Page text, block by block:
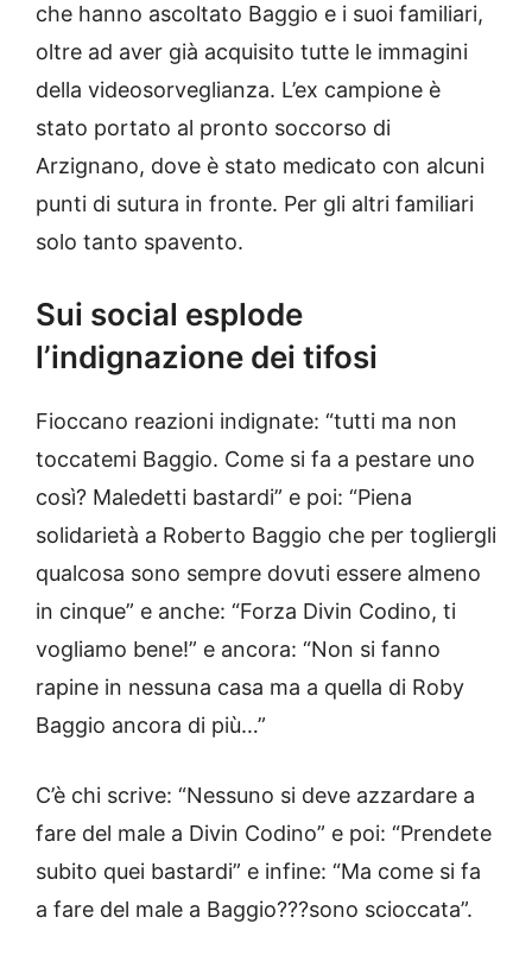
che hanno ascoltato Baggio e i suoi familiari,
oltre ad aver già acquisito tutte le immagini
della videosorveglianza. L’ex campione è
stato portato al pronto soccorso di
Arzignano, dove è stato medicato con alcuni
punti di sutura in fronte. Per gli altri familiari
solo tanto spavento.
Sui social esplode
l’indignazione dei tifosi
Fioccano reazioni indignate: “tutti ma non
toccatemi Baggio. Come si fa a pestare uno
così? Maledetti bastardi” e poi: “Piena
solidarietà a Roberto Baggio che per togliergli
qualcosa sono sempre dovuti essere almeno
in cinque” e anche: “Forza Divin Codino, ti
vogliamo bene!” e ancora: “Non si fanno
rapine in nessuna casa ma a quella di Roby
Baggio ancora di più…”
C’è chi scrive: “Nessuno si deve azzardare a
fare del male a Divin Codino” e poi: “Prendete
subito quei bastardi” e infine: “Ma come si fa
a fare del male a Baggio???sono scioccata”.